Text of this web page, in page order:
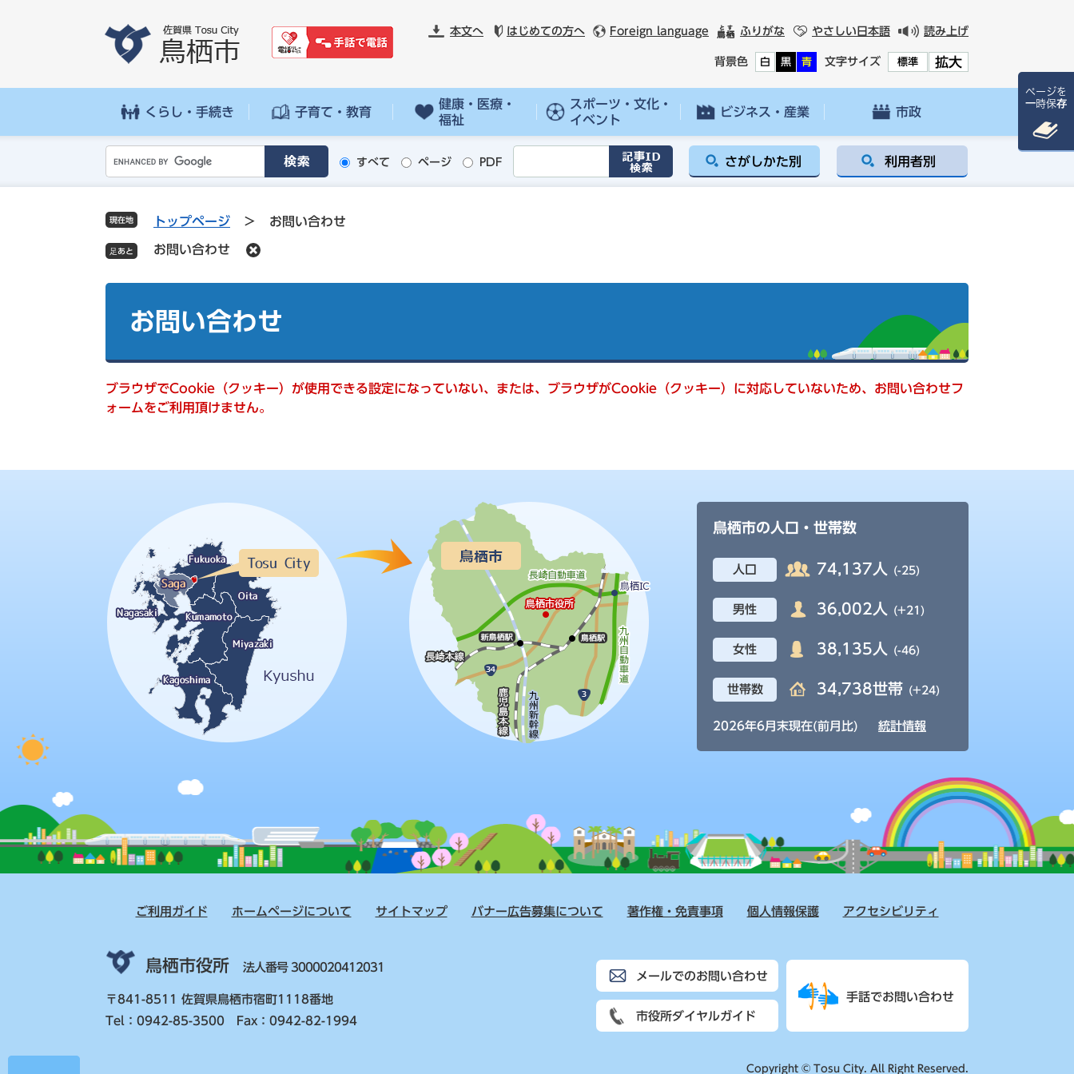
先
を
本文へ はじめての方へ Foreign language ふりがな やさしい日本語 読み上げ
背景色 白 黒 青 文字サイズ 標準 拡大
くらし・手続き 子育て・教育
健康・医療・
福祉
スポーツ・文化・
イベント
ビジネス・産業 市政
o
g
l
e
ス
索
すべて ページ PDF さがしかた別 利用者別
現在地 トップページ > お問い合わせ
お問い合わせ
お問い合わせ
ブラウザでCookie（クッキー）が使用できる設定になっていない、または、ブラウザがCookie（クッキー）に対応していないため、お問い合わせフ
ォームをご利用頂けません。
鳥栖市の人口・世帯数
人口 74,137人 (-25)
男性 36,002人 (+21)
女性 38,135人 (-46)
世帯数 34,738世帯 (+24)
2026年6月末現在(前月比) 統計情報
ご利用ガイド ホームページについて サイトマップ バナー広告募集について 著作権・免責事項 個人情報保護 アクセシビリティ
鳥栖市役所 法人番号 3000020412031
〒841-8511 佐賀県鳥栖市宿町1118番地
Tel：0942-85-3500 Fax：0942-82-1994
メールでのお問い合わせ
市役所ダイヤルガイド
手話でお問い合わせ
Copyright © Tosu City. All Right Reserved.
ページを
一時保存